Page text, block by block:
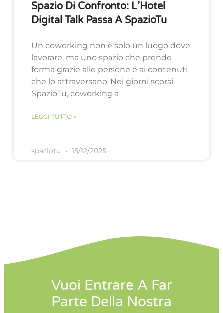
Spazio Di Confronto: L’Hotel
Digital Talk Passa A SpazioTu
Un coworking non è solo un luogo dove
lavorare, ma uno spazio che prende
forma grazie alle persone e ai contenuti
che lo attraversano. Nei giorni scorsi
SpazioTu, coworking a
LEGGI TUTTO »
spaziotu 15/12/2025
Vuoi Entrare A Far
Parte Della Nostra